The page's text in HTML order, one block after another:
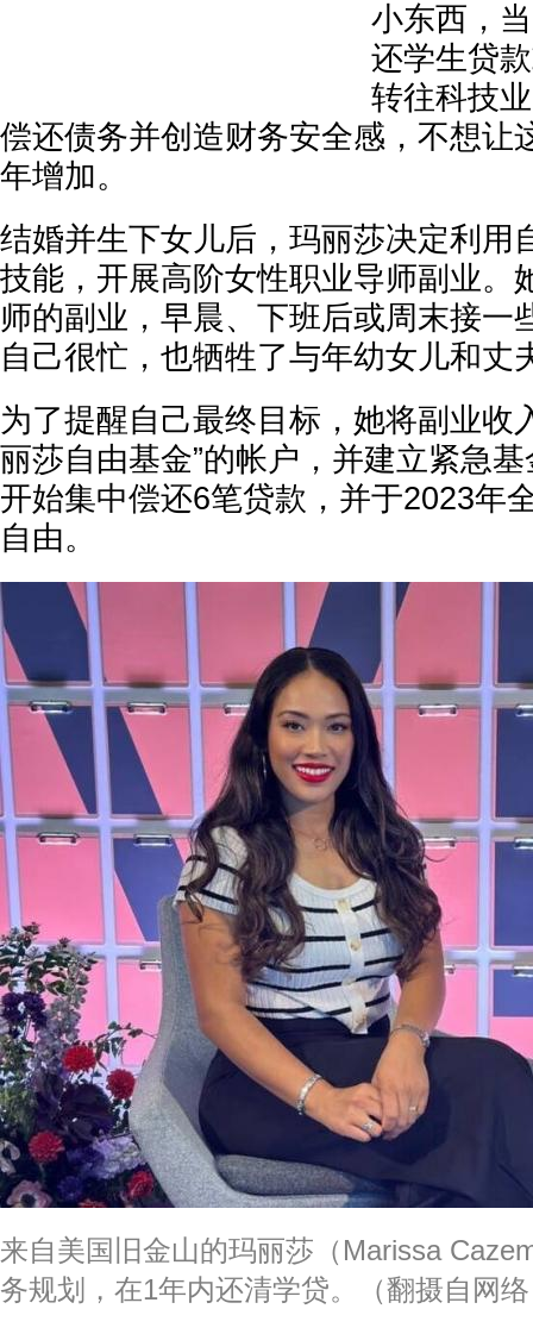
小东西，
还学生贷
转往科技
偿还债务并创造财务安全感，不想让
年增加。
结婚并生下女儿后，玛丽莎决定利用
技能，开展高阶女性职业导师副业。
师的副业，早晨、下班后或周末接一
自己很忙，也牺牲了与年幼女儿和丈
为了提醒自己最终目标，她将副业收
丽莎自由基金”的帐户，并建立紧急
开始集中偿还6笔贷款，并于2023年
自由。
来自美国旧金山的玛丽莎（Marissa
务规划，在1年内还清学贷。（翻摄自网